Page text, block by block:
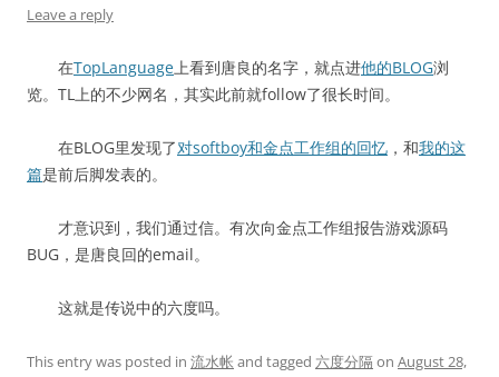
Leave a reply
在TopLanguage上看到唐良的名字，就点进他的BLOG浏
览。TL上的不少网名，其实此前就follow了很长时间。
在BLOG里发现了对softboy和金点工作组的回忆 ，和我的这
篇是前后脚发表的。
才意识到，我们通过信。有次向金点工作组报告游戏源码
BUG，是唐良回的email。
这就是传说中的六度吗。
This entry was posted in 流水帐 and tagged 六度分隔on August 28,